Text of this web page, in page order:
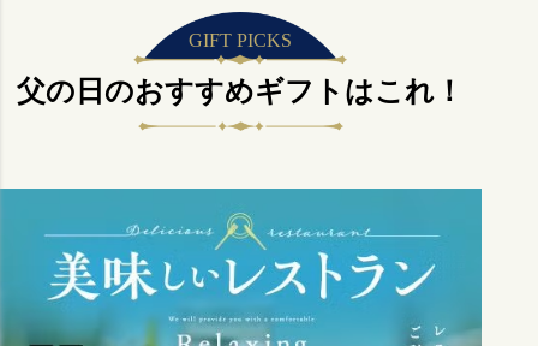
GIFT PICKS
父の日のおすすめギフトはこれ！